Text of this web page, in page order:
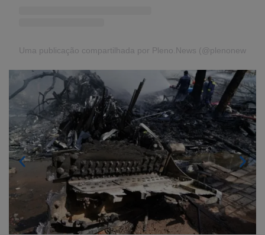
Uma publicação compartilhada por Pleno.News (@plenonews)